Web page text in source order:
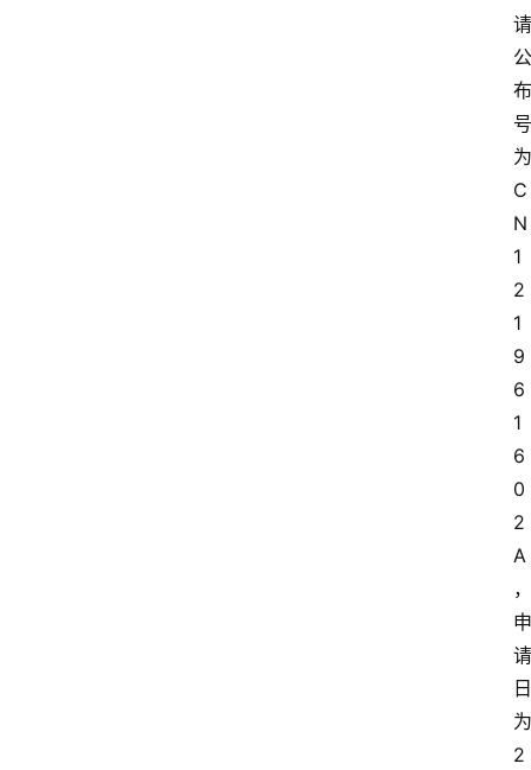
请
公
布
号
为
C
N
1
2
1
9
6
1
6
0
2
A
，
申
请
日
为
2